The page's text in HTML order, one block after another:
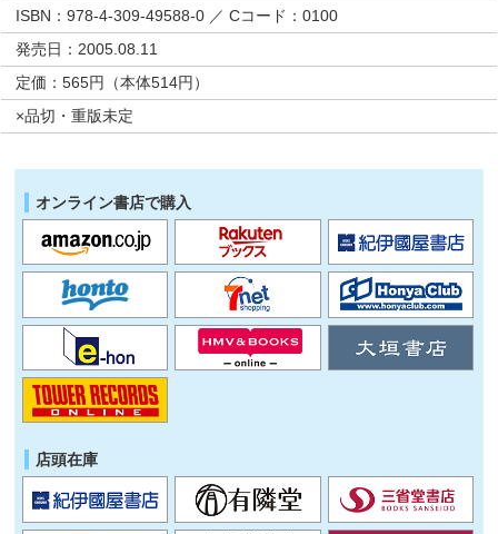
ISBN：978-4-309-49588-0 ／ Cコード：0100
発売日：2005.08.11
定価：565円（本体514円）
×品切・重版未定
オンライン書店で購入
店頭在庫